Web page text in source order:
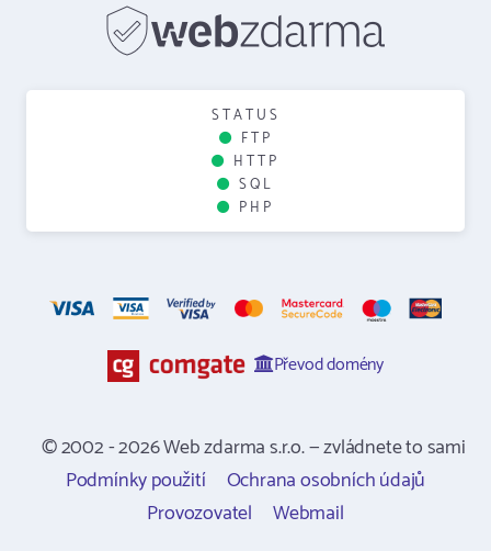
STATUS
FTP
HTTP
SQL
PHP
Převod domény
© 2002 - 2026 Web zdarma s.r.o. — zvládnete to sami
Podmínky použití
Ochrana osobních údajů
Provozovatel
Webmail